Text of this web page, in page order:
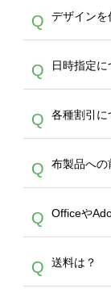
作
サ
す
写
い
ら
し
い
A
文
作
ス
で
Q デザインを
A
を
30
バ
ビ
は
Q 日時指定に
A
ん
メ
者
Q 各種割引に
A
カ
ま
イ
ン
ト
か
年
文
Q 布製品への
A
意
ワ
と
を
Q Officeや
A
ま
像
Q 送料は？